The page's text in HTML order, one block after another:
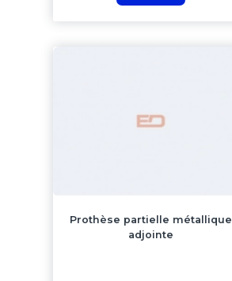
Prothèse partielle métallique
adjointe